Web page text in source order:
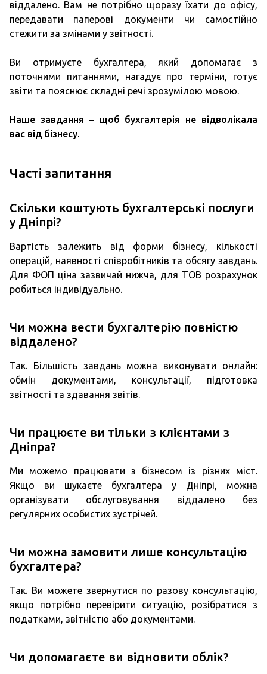
віддалено. Вам не потрібно щоразу їхати до офісу,
передавати паперові документи чи самостійно
стежити за змінами у звітності.
Ви отримуєте бухгалтера, який допомагає з
поточними питаннями, нагадує про терміни, готує
звіти та пояснює складні речі зрозумілою мовою.
Наше завдання – щоб бухгалтерія не відволікала
вас від бізнесу.
Часті запитання
Скільки коштують бухгалтерські послуги
у Дніпрі?
Вартість залежить від форми бізнесу, кількості
операцій, наявності співробітників та обсягу завдань.
Для ФОП ціна зазвичай нижча, для ТОВ розрахунок
робиться індивідуально.
Чи можна вести бухгалтерію повністю
віддалено?
Так. Більшість завдань можна виконувати онлайн:
обмін документами, консультації, підготовка
звітності та здавання звітів.
Чи працюєте ви тільки з клієнтами з
Дніпра?
Ми можемо працювати з бізнесом із різних міст.
Якщо ви шукаєте бухгалтера у Дніпрі, можна
організувати обслуговування віддалено без
регулярних особистих зустрічей.
Чи можна замовити лише консультацію
бухгалтера?
Так. Ви можете звернутися по разову консультацію,
якщо потрібно перевірити ситуацію, розібратися з
податками, звітністю або документами.
Чи допомагаєте ви відновити облік?